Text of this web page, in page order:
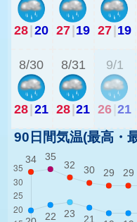
28|20 27|19 27|19
8/30
28|21
8/31
28|21
9/1
26 21
90日間気温(最高・